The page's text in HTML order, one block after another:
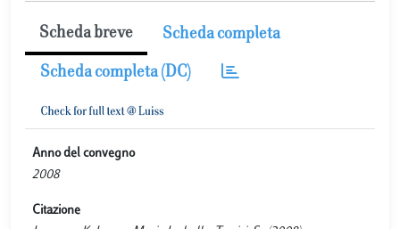
Scheda breve Scheda completa
Scheda completa (DC)
Anno del convegno
2008
Citazione